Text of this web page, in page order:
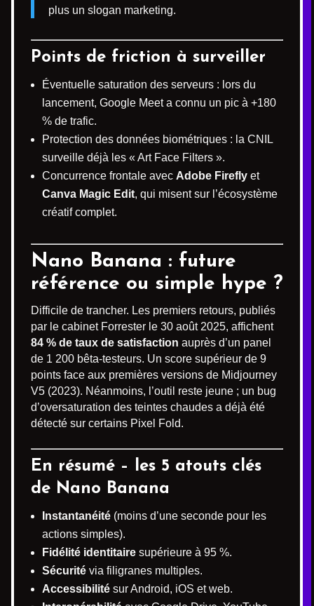
plus un slogan marketing.
Points de friction à surveiller
Éventuelle saturation des serveurs : lors du
lancement, Google Meet a connu un pic à +180
% de trafic.
Protection des données biométriques : la CNIL
surveille déjà les « Art Face Filters ».
Concurrence frontale avec Adobe Firefly et
Canva Magic Edit, qui misent sur l’écosystème
créatif complet.
Nano Banana : future
référence ou simple hype ?
Difficile de trancher. Les premiers retours, publiés
par le cabinet Forrester le 30 août 2025, affichent
84 % de taux de satisfaction auprès d’un panel
de 1 200 bêta-testeurs. Un score supérieur de 9
points face aux premières versions de Midjourney
V5 (2023). Néanmoins, l’outil reste jeune ; un bug
d’oversaturation des teintes chaudes a déjà été
détecté sur certains Pixel Fold.
En résumé – les 5 atouts clés
de Nano Banana
Instantanéité (moins d’une seconde pour les
actions simples).
Fidélité identitaire supérieure à 95 %.
Sécurité via filigranes multiples.
Accessibilité sur Android, iOS et web.